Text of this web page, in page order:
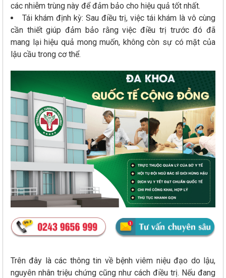
các nhiễm trùng này để đảm bảo cho hiệu quả tốt nhất.
Tái khám định kỳ: Sau điều trị, việc tái khám là vô cùng
cần thiết giúp đảm bảo rằng việc điều trị trước đó đã
mang lại hiệu quả mong muốn, không còn sự có mặt của
lậu cầu trong cơ thể.
Trên đây là các thông tin về bệnh viêm niệu đạo do lậu,
nguyên nhân triệu chứng cũng như cách điều trị. Nếu đang